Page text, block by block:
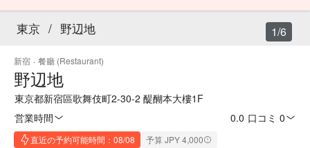
東京 / 野辺地
新宿 · 餐廳 (Restaurant)
野辺地
東京都新宿區歌舞伎町2-30-2 醍醐本大樓1F
営業時間
0.0 口コミ 0
直近の予約可能時間：08/08 予算 JPY 4,000
1/6